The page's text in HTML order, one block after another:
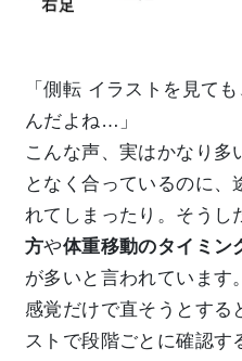
「側転 イラストを見て
んだよね…」
こんな声、実はかなり多
となく合っているのに、
れてしまったり。そうし
方や体重移動のタイミン
が多いと言われています。
感覚だけで直そうとする
ストで段階ごとに確認す